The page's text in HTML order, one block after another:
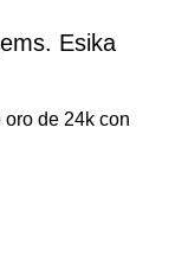
Esika
de 24k con